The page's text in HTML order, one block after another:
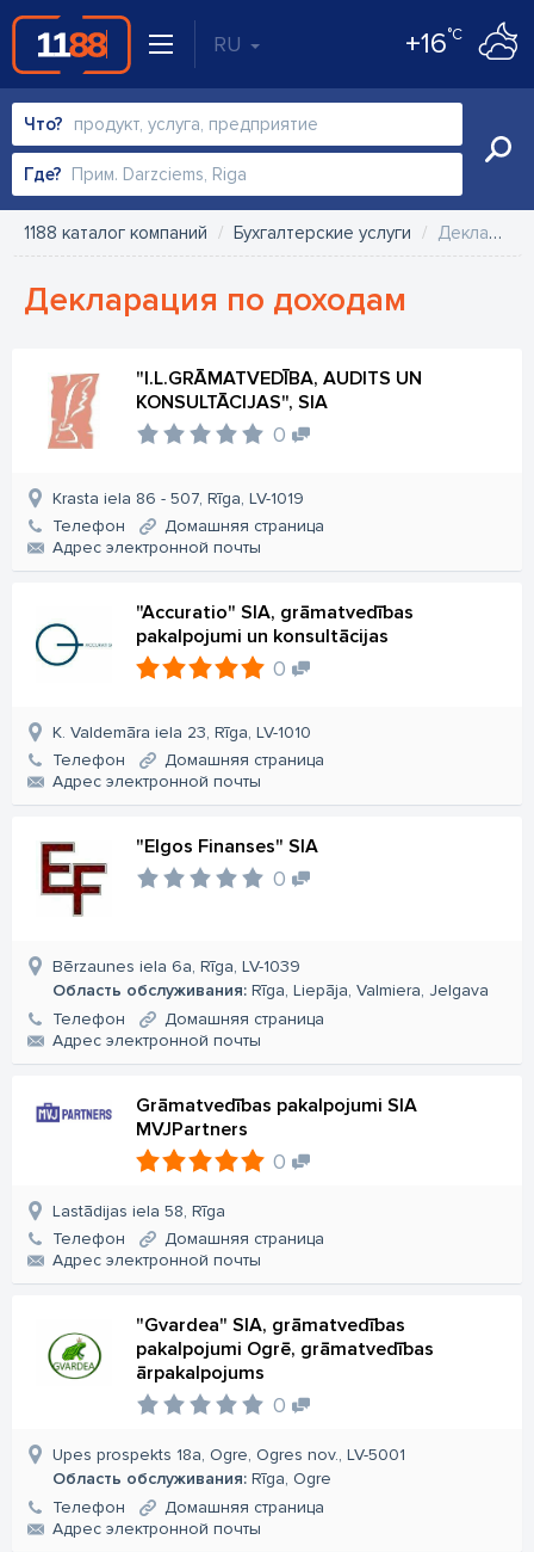
RU +16°C
Что?
Где?
1188 каталог компаний Бухгалтерские услуги Декларация по доходам
Декларация по доходам
"I.L.GRĀMATVEDĪBA, AUDITS UN
KONSULTĀCIJAS", SIA
0
Krasta iela 86 - 507, Rīga, LV-1019
Телефон
Домашняя страница
Aдрес электронной почты
"Accuratio" SIA, grāmatvedības
pakalpojumi un konsultācijas
0
K. Valdemāra iela 23, Rīga, LV-1010
Телефон
Домашняя страница
Aдрес электронной почты
"Elgos Finanses" SIA
0
Bērzaunes iela 6a, Rīga, LV-1039
Область обслуживания: Rīga, Liepāja, Valmiera, Jelgava
Телефон
Домашняя страница
Aдрес электронной почты
Grāmatvedības pakalpojumi SIA
MVJPartners
0
Lastādijas iela 58, Rīga
Телефон
Домашняя страница
Aдрес электронной почты
"Gvardea" SIA, grāmatvedības
pakalpojumi Ogrē, grāmatvedības
ārpakalpojums
0
Upes prospekts 18a, Ogre, Ogres nov., LV-5001
Область обслуживания: Rīga, Ogre
Телефон
Домашняя страница
Aдрес электронной почты